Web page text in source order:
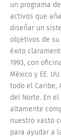
un programa
activos que
diseñar un
objetivos de
éxito
1993, con
México y EE.
todo el Caribe,
del Norte. En
altamente
nuestro vasto
para ayudar a